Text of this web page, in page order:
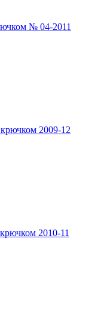
№ 04-2011
2009-12
2010-11